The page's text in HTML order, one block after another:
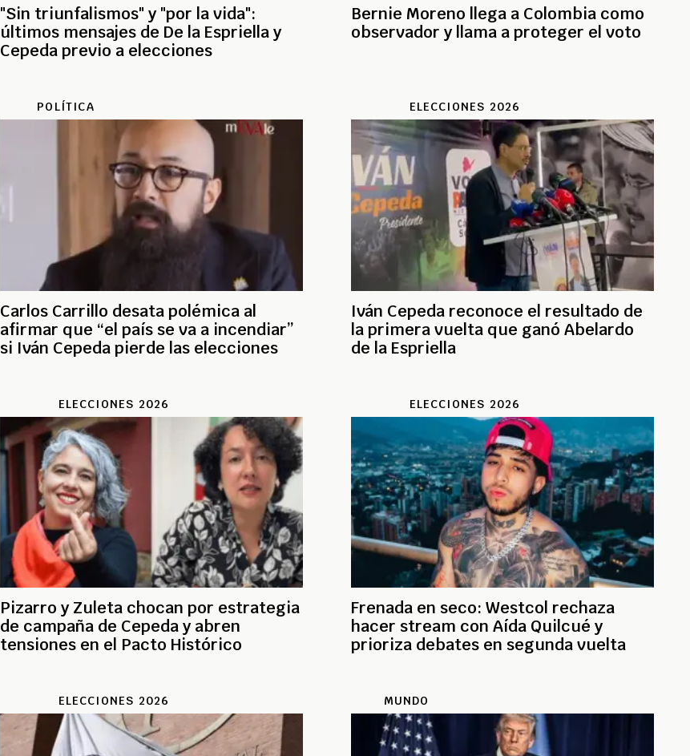
"Sin triunfalismos" y "por la vida":
últimos mensajes de De la Espriella y
Cepeda previo a elecciones
Bernie Moreno llega a Colombia como
observador y llama a proteger el voto
POLÍTICA
Carlos Carrillo desata polémica al
afirmar que “el país se va a incendiar”
si Iván Cepeda pierde las elecciones
ELECCIONES 2026
Iván Cepeda reconoce el resultado de
la primera vuelta que ganó Abelardo
de la Espriella
ELECCIONES 2026
Pizarro y Zuleta chocan por estrategia
de campaña de Cepeda y abren
tensiones en el Pacto Histórico
ELECCIONES 2026
Frenada en seco: Westcol rechaza
hacer stream con Aída Quilcué y
prioriza debates en segunda vuelta
ELECCIONES 2026 MUNDO